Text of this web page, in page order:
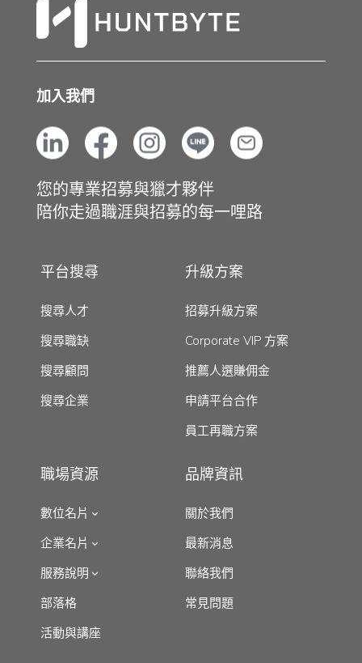
加入我們
您的專業招募與獵才夥伴
陪你走過職涯與招募的每一哩路
平台搜尋
搜尋人才
搜尋職缺
搜尋顧問
搜尋企業
升級方案
招募升級方案
Corporate VIP 方案
推薦人選賺佣金
申請平台合作
員工再職方案
職場資源
數位名片
企業名片
服務說明
部落格
活動與講座
品牌資訊
關於我們
最新消息
聯絡我們
常見問題